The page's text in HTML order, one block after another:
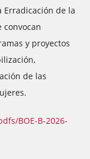
Erradicación de la
convocan
y proyectos
de las
BOE-B-2026-